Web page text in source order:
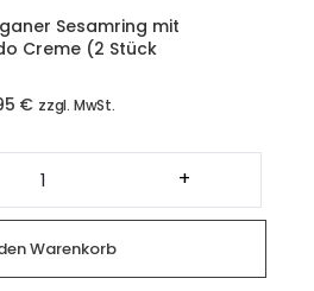
Sesamring mit
Creme (2 Stück
€ zzgl. MwSt.
Halber
veganer
Sesamring
mit
Avocado
Creme
(2
Stück
+
Warenkorb